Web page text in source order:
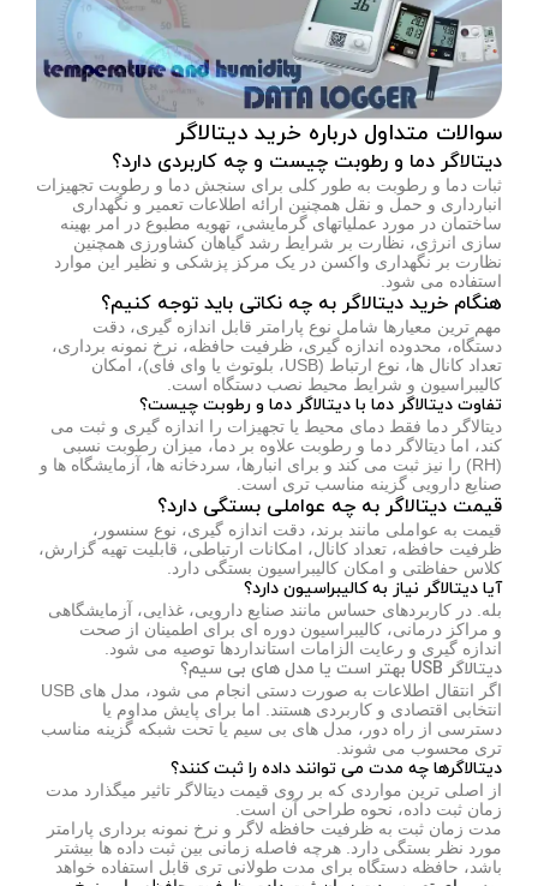
سوالات متداول درباره خرید دیتالاگر
دیتالاگر دما و رطوبت چیست و چه کاربردی دارد؟
ثبات دما و رطوبت به طور کلی برای سنجش دما و رطوبت تجهیزات
انبارداری و حمل و نقل همچنین ارائه اطلاعات تعمیر و نگهداری
ساختمان در مورد عملیاتهای گرمایشی، تهویه مطبوع در امر بهینه
سازی انرژی، نظارت بر شرایط رشد گیاهان کشاورزی همچنین
نظارت بر نگهداری واکسن در یک مرکز پزشکی و نظیر این موارد
استفاده می شود.
هنگام خرید دیتالاگر به چه نکاتی باید توجه کنیم؟
مهم ترین معیارها شامل نوع پارامتر قابل اندازه گیری، دقت
دستگاه، محدوده اندازه گیری، ظرفیت حافظه، نرخ نمونه برداری،
تعداد کانال ها، نوع ارتباط (USB، بلوتوث یا وای فای)، امکان
کالیبراسیون و شرایط محیط نصب دستگاه است.
تفاوت دیتالاگر دما با دیتالاگر دما و رطوبت چیست؟
دیتالاگر دما فقط دمای محیط یا تجهیزات را اندازه گیری و ثبت می
کند، اما دیتالاگر دما و رطوبت علاوه بر دما، میزان رطوبت نسبی
(RH) را نیز ثبت می کند و برای انبارها، سردخانه ها، آزمایشگاه ها و
صنایع دارویی گزینه مناسب تری است.
قیمت دیتالاگر به چه عواملی بستگی دارد؟
قیمت به عواملی مانند برند، دقت اندازه گیری، نوع سنسور،
ظرفیت حافظه، تعداد کانال، امکانات ارتباطی، قابلیت تهیه گزارش،
کلاس حفاظتی و امکان کالیبراسیون بستگی دارد.
آیا دیتالاگر نیاز به کالیبراسیون دارد؟
بله. در کاربردهای حساس مانند صنایع دارویی، غذایی، آزمایشگاهی
و مراکز درمانی، کالیبراسیون دوره ای برای اطمینان از صحت
اندازه گیری و رعایت الزامات استانداردها توصیه می شود.
دیتالاگر USB بهتر است یا مدل های بی سیم؟
اگر انتقال اطلاعات به صورت دستی انجام می شود، مدل های USB
انتخابی اقتصادی و کاربردی هستند. اما برای پایش مداوم یا
دسترسی از راه دور، مدل های بی سیم یا تحت شبکه گزینه مناسب
تری محسوب می شوند.
دیتالاگرها چه مدت می توانند داده را ثبت کنند؟
از اصلی ترین مواردی که بر روی قیمت دیتالاگر تاثیر میگذارد مدت
زمان ثبت داده، نحوه طراحی آن است.
مدت زمان ثبت به ظرفیت حافظه لاگر و نرخ نمونه برداری پارامتر
مورد نظر بستگی دارد. هرچه فاصله زمانی بین ثبت داده ها بیشتر
باشد، حافظه دستگاه برای مدت طولانی تری قابل استفاده خواهد